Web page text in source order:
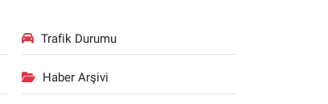
Trafik Durumu
Haber Arşivi